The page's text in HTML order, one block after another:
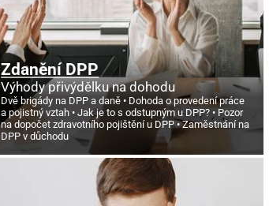
Zdanění DPP
Výhody přivýdělku na dohodu
Dvě brigády na DPP a daně
Dohoda o provedení práce
a pojistný vztah
Jak je to s odstupným u DPP?
Pozor
na dopočet zdravotního pojištění u DPP
Zaměstnání na
DPP v důchodu